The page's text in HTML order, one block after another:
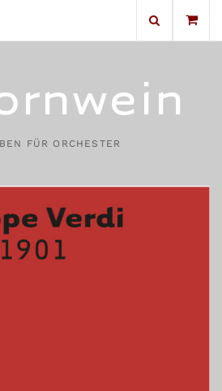
FÜR ORCHESTER